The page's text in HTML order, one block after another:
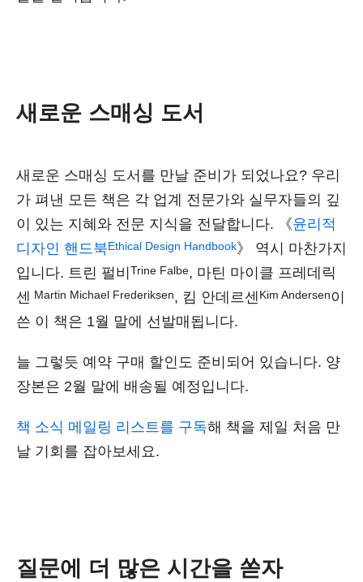
새로운 스매싱 도서
새로운 스매싱 도서를 만날 준비가 되었나요? 우리
가 펴낸 모든 책은 각 업계 전문가와 실무자들의 깊
이 있는 지혜와 전문 지식을 전달합니다. 《윤리적
디자인 핸드북 Ethical Design Handbook》 역시 마찬가지
입니다. 트린 펄비 Trine Falbe, 마틴 마이클 프레데릭
센 Martin Michael Frederiksen, 킴 안데르센 Kim Andersen이
쓴 이 책은 1월 말에 선발매됩니다.
늘 그렇듯 예약 구매 할인도 준비되어 있습니다. 양
장본은 2월 말에 배송될 예정입니다.
책 소식 메일링 리스트를 구독해 책을 제일 처음 만
날 기회를 잡아보세요.
질문에 더 많은 시간을 쏟자